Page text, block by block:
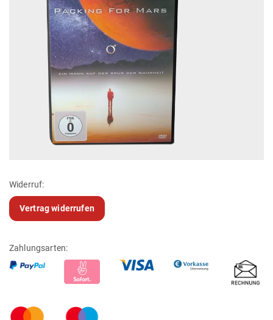
Widerruf:
Vertrag widerrufen
Zahlungsarten: